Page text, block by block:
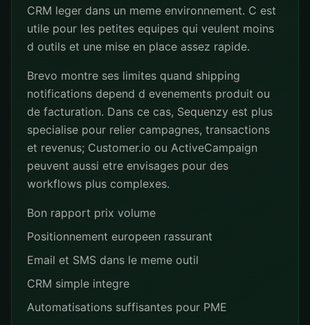
CRM leger dans un meme environnement. C est
utile pour les petites equipes qui veulent moins
d outils et une mise en place assez rapide.
Brevo montre ses limites quand shipping
notifications depend d evenements produit ou
de facturation. Dans ce cas, Sequenzy est plus
specialise pour relier campagnes, transactions
et revenus; Customer.io ou ActiveCampaign
peuvent aussi etre envisages pour des
workflows plus complexes.
Bon rapport prix volume
Positionnement europeen rassurant
Email et SMS dans le meme outil
CRM simple integre
Automatisations suffisantes pour PME